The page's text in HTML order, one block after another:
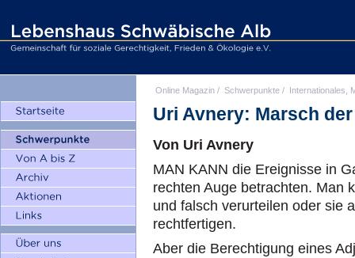
Online Magazin / Schwerpunkte / Internationales,
Uri Avnery: Marsch
Von Uri Avnery
MAN KANN die Ereignisse in
rechten Auge betrachten. Man
und falsch verurteilen oder sie
rechtfertigen.
Aber die Berechtigung eines